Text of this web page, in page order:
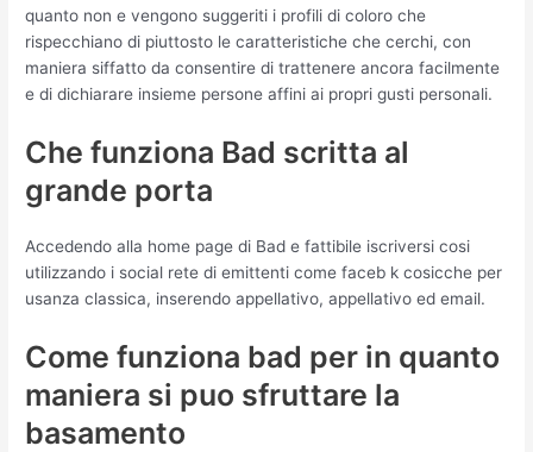
quanto non e vengono suggeriti i profili di coloro che
rispecchiano di piuttosto le caratteristiche che cerchi, con
maniera siffatto da consentire di trattenere ancora facilmente
e di dichiarare insieme persone affini ai propri gusti personali.
Che funziona Bad scritta al
grande porta
Accedendo alla home page di Bad e fattibile iscriversi cosi
utilizzando i social rete di emittenti come faceb k cosicche per
usanza classica, inserendo appellativo, appellativo ed email.
Come funziona bad per in quanto
maniera si puo sfruttare la
basamento